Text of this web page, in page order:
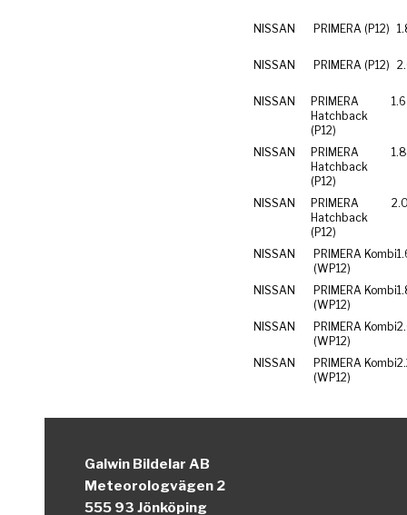
NISSAN PRIMERA (P12)
NISSAN PRIMERA (P12)
NISSAN
PRIMERA
Hatchback
(P12)
1.6
NISSAN
PRIMERA
Hatchback
(P12)
1.8
NISSAN
PRIMERA
Hatchback
(P12)
NISSAN
PRIMERA Kombi
(WP12)
NISSAN
PRIMERA Kombi
(WP12)
NISSAN
PRIMERA Kombi
(WP12)
NISSAN
PRIMERA Kombi
(WP12)
Galwin Bildelar AB
Meteorologvägen 2
555 93 Jönköping